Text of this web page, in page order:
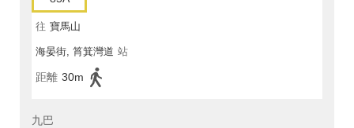
往 寶馬山
海晏街, 筲箕灣道 站
距離 30m
九巴